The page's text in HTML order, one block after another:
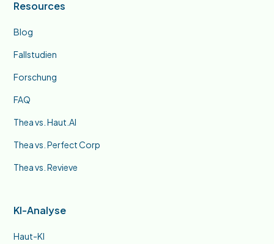
Resources
Blog
Fallstudien
Forschung
FAQ
Thea vs. Haut.AI
Thea vs. Perfect Corp
Thea vs. Revieve
KI-Analyse
Haut-KI